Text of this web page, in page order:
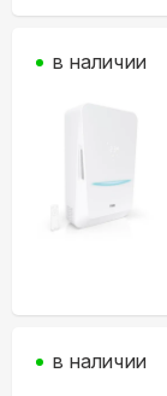
в наличии
в наличии